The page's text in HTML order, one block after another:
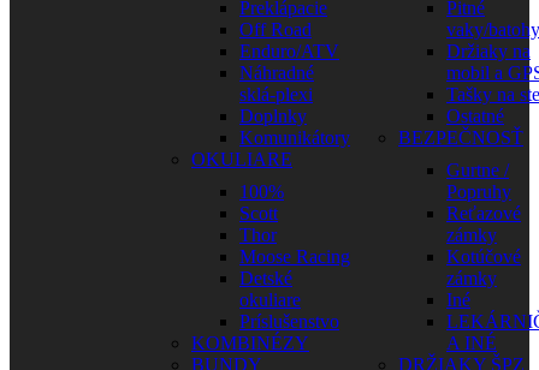
Preklápacie
Off Road
Enduro/ATV
Náhradné
sklá-plexi
Doplnky
Komunikátory
OKULIARE
100%
Scott
Thor
Moose Racing
Detské
okuliare
Príslušenstvo
KOMBINÉZY
BUNDY
Pitné
vaky/batohy
Držiaky na
mobil a
Tašky na
Ostatné
BEZPEČNOSŤ
Gurtne /
Popruhy
Reťazové
zámky
Kotúčové
zámky
Iné
A INÉ
DRŽIAKY ŠPZ